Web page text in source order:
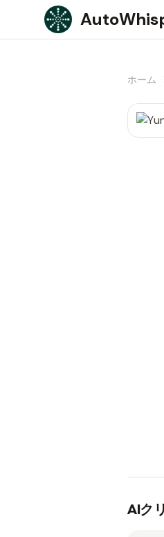
Skip to content
ホーム
AIク